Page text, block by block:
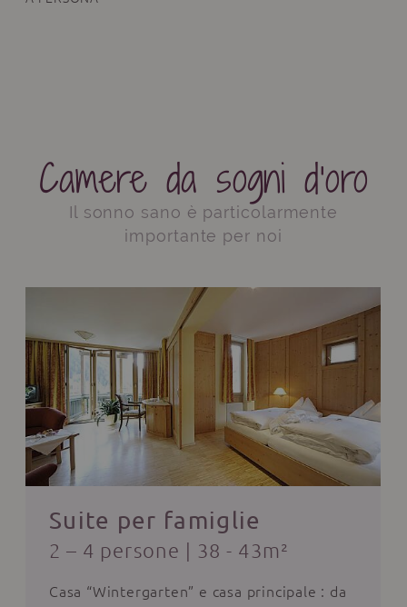
Camere da sogni d’oro
Il sonno sano è particolarmente
importante per noi
Suite per famiglie
2 – 4 persone | 38 - 43m²
Casa “Wintergarten” e casa principale : da